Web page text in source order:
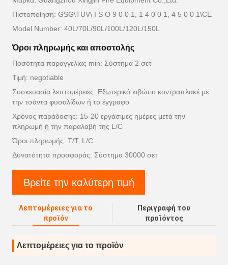
Πιστοποίηση: GSG\TUV\ I S O 9 0 0 1, 1 4 0 0 1, 4 5 0 0 1\CE
Model Number: 40L/70L/90L/100L/120L/150L
Όροι πληρωμής και αποστολής
Ποσότητα παραγγελίας min: Σύστημα 2 σετ
Τιμή: negotiable
Συσκευασία λεπτομέρειες: Εξωτερικό κιβώτιο κοντραπλακέ με
την τσάντα φυσαλίδων ή το έγγραφο
Χρόνος παράδοσης: 15-20 εργάσιμες ημέρες μετά την
πληρωμή ή την παραλαβή της L/C
Όροι πληρωμής: T/T, L/C
Δυνατότητα προσφοράς: Σύστημα 30000 σετ
Βρείτε την καλύτερη τιμή
Λεπτομέρειες για το
προϊόν
Περιγραφή του
προϊόντος
Λεπτομέρειες για το προϊόν